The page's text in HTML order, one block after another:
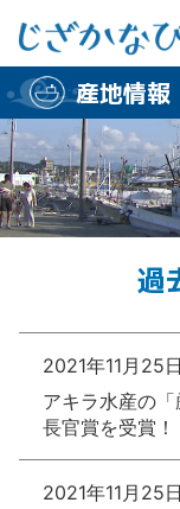
産地情報
過
2021年11月25日
アキラ水産の
長官賞を受賞！
2021年11月25日